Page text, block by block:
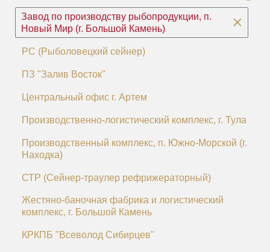
Завод по производству рыбопродукции, п.
Новый Мир (г. Большой Камень)
РС (Рыболовецкий сейнер)
ПЗ "Залив Восток"
Центральный офис г. Артем
Производственно-логистический комплекс, г. Тула
Производственный комплекс, п. Южно-Морской (г.
Находка)
СТР (Сейнер-траулер рефрижераторный)
Жестяно-баночная фабрика и логистический
комплекс, г. Большой Камень
КРКПБ "Всеволод Сибирцев"